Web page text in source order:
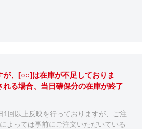
が、[○○]は在庫が不足しておりま
れる場合、当日確保分の在庫が終了
1回以上反映を行っておりますが、ご注
よっては事前にご注文いただいている